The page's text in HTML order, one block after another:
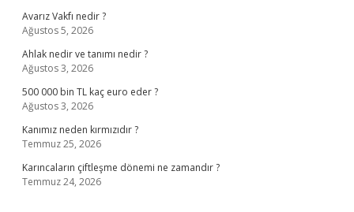
Avarız Vakfı nedir ?
Ağustos 5, 2026
Ahlak nedir ve tanımı nedir ?
Ağustos 3, 2026
500 000 bin TL kaç euro eder ?
Ağustos 3, 2026
Kanımız neden kırmızıdır ?
Temmuz 25, 2026
Karıncaların çiftleşme dönemi ne zamandır ?
Temmuz 24, 2026